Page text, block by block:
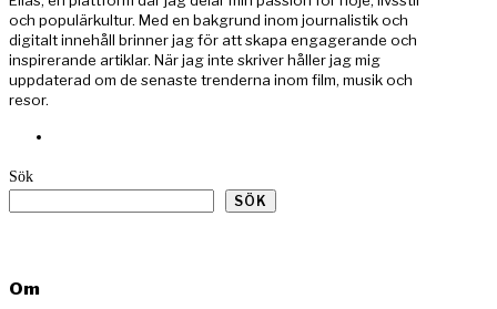
och populärkultur. Med en bakgrund inom journalistik och
digitalt innehåll brinner jag för att skapa engagerande och
inspirerande artiklar. När jag inte skriver håller jag mig
uppdaterad om de senaste trenderna inom film, musik och
resor.
Sök
SÖK
Om